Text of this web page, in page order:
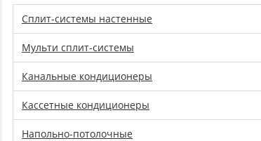
Сплит-системы настенные
Мульти сплит-системы
Канальные кондиционеры
Кассетные кондиционеры
Напольно-потолочные